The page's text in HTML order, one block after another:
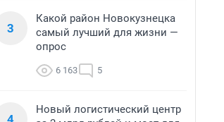
3
Какой район Новокузнецка
самый лучший для жизни —
опрос
6 163 5
Новый логистический центр